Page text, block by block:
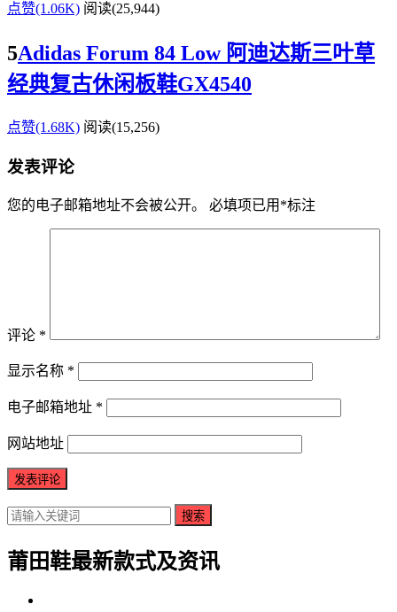
点赞(1.06K) 阅读(25,944)
5Adidas Forum 84 Low 阿迪达斯三叶草
经典复古休闲板鞋GX4540
点赞(1.68K) 阅读(15,256)
发表评论
您的电子邮箱地址不会被公开。 必填项已用 *标注
评论 *
显示名称 *
电子邮箱地址 *
网站地址
搜索
莆田鞋最新款式及资讯